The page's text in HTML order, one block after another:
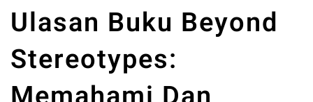
Ulasan Buku Beyond
Stereotypes: